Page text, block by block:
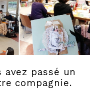
avez passé un
compagnie.